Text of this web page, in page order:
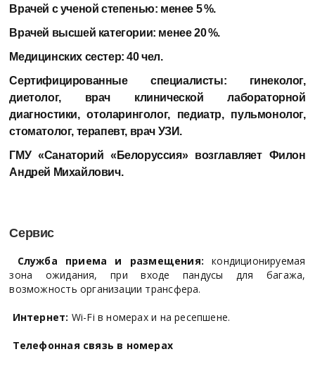
Врачей с ученой степенью: менее 5 %.
Врачей высшей категории: менее 20 %.
Медицинских сестер:40 чел.
Сертифицированные специалисты: гинеколог,
диетолог, врач клинической лабораторной
диагностики, отоларинголог, педиатр, пульмонолог,
стоматолог, терапевт, врач УЗИ.
ГМУ «Санаторий «Белоруссия» возглавляет Филон
Андрей Михайлович.
Сервис
Служба приема и размещения: кондиционируемая
зона ожидания, при входе пандусы для багажа,
возможность организации трансфера.
Интернет: Wi-Fi в номерах и на ресепшене.
Телефонная связь в номерах